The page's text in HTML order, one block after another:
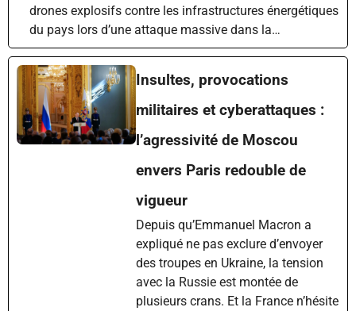
drones explosifs contre les infrastructures énergétiques
du pays lors d’une attaque massive dans la…
Insultes, provocations
militaires et cyberattaques :
l’agressivité de Moscou
envers Paris redouble de
vigueur
Depuis qu’Emmanuel Macron a
expliqué ne pas exclure d’envoyer
des troupes en Ukraine, la tension
avec la Russie est montée de
plusieurs crans. Et la France n’hésite